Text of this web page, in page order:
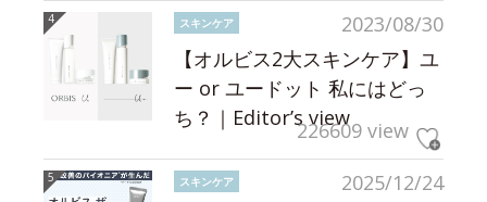
2023/08/30
スキンケア
【オルビス2大スキンケア】ユ
ー or ユードット 私にはどっ
ち？｜Editor’s view226609 view
2025/12/24
スキンケア